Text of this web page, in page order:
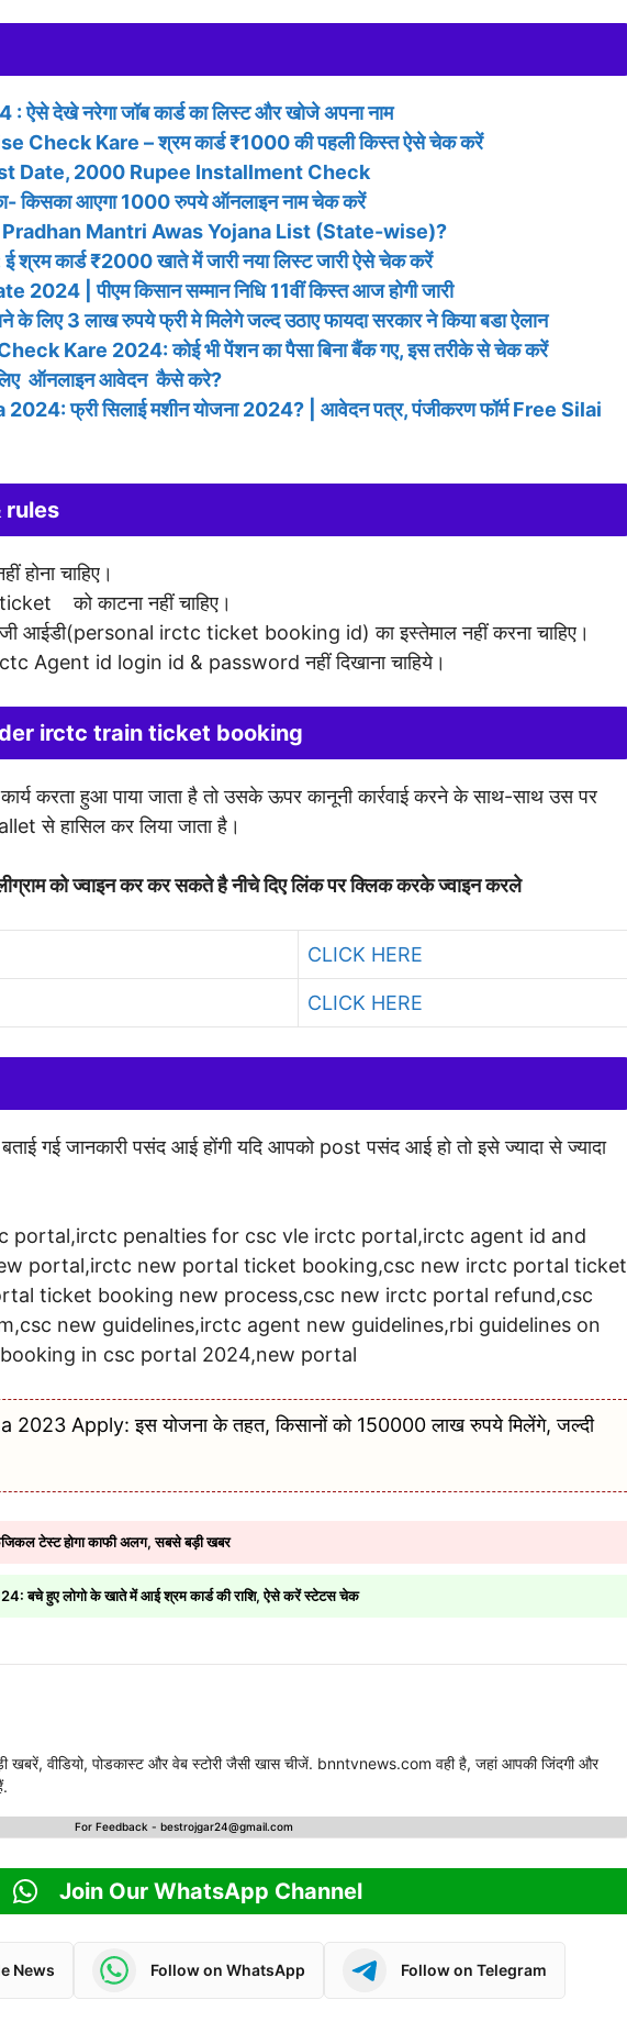
देखे नरेगा जॉब कार्ड का लिस्ट और खोजे अपना नाम
Check Kare – श्रम कार्ड ₹1000 की पहली किस्त ऐसे चेक करें
Date, 2000 Rupee Installment Check
किसका आएगा 1000 रुपये ऑनलाइन नाम चेक करें
Mantri Awas Yojana List (State-wise)?
कार्ड ₹2000 खाते में जारी नया लिस्ट जारी ऐसे चेक करें
| पीएम किसान सम्मान निधि 11वीं किस्त आज होगी जारी
लिए 3 लाख रुपये फ्री मे मिलेगे जल्द उठाए फायदा सरकार ने किया बडा ऐलान
Kare 2024: कोई भी पेंशन का पैसा बिना बैंक गए, इस तरीके से चेक करें
ऑनलाइन आवेदन कैसे करे?
फ्री सिलाई मशीन योजना 2024? | आवेदन पत्र, पंजीकरण फॉर्म Free Silai
rules
होना चाहिए।
ticket को काटना नहीं चाहिए।
आईडी(personal irctc ticket booking id) का इस्तेमाल नहीं करना चाहिए।
Agent id login id & password नहीं दिखाना चाहिये।
irctc train ticket booking
करता हुआ पाया जाता है तो उसके ऊपर कानूनी कार्रवाई करने के साथ-साथ उस पर
से हासिल कर लिया जाता है।
को ज्वाइन कर कर सकते है नीचे दिए लिंक पर क्लिक करके ज्वाइन करले
CLICK HERE
CLICK HERE
बताई गई जानकारी पसंद आई होंगी यदि आपको post पसंद आई हो तो इसे ज्यादा से ज्यादा
portal,irctc penalties for csc vle irctc portal,irctc agent id and
portal,irctc new portal ticket booking,csc new irctc portal ticket
ticket booking new process,csc new irctc portal refund,csc
new guidelines,irctc agent new guidelines,rbi guidelines on
in csc portal 2024,new portal
2023 Apply: इस योजना के तहत, किसानों को 150000 लाख रुपये मिलेंगे, जल्दी
टेस्ट होगा काफी अलग, सबसे बड़ी खबर
बचे हुए लोगो के खाते में आई श्रम कार्ड की राशि, ऐसे करें स्टेटस चेक
खबरें, वीडियो, पोडकास्ट और वेब स्टोरी जैसी खास चीजें. bnntvnews.com वही है, जहां आपकी जिंदगी और
For Feedback - bestrojgar24@gmail.com
Join Our WhatsApp Channel
News Follow on WhatsApp Follow on Telegram